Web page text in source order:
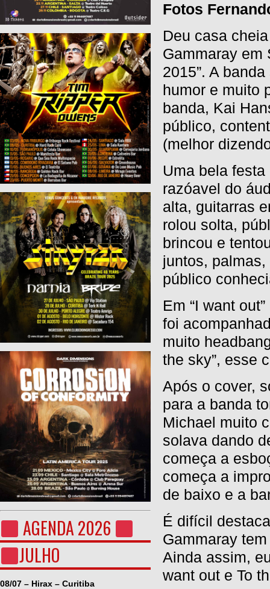
AGENDA 2026
JULHO
08/07 – Hirax – Curitiba
Fotos
Deu casa
Gammaray em
2015”. A
humor e muito
banda, Kai
público,
(melhor
Uma bela
razóavel do
alta, guitarras
rolou solta,
brincou e
juntos,
público
Em “I want
foi
muito
the sky”, esse
Após o cover,
para a banda
Michael muito
solava dando
começa a
começa a
de baixo e a
É difícil
Gammaray
Ainda assim,
want out e To